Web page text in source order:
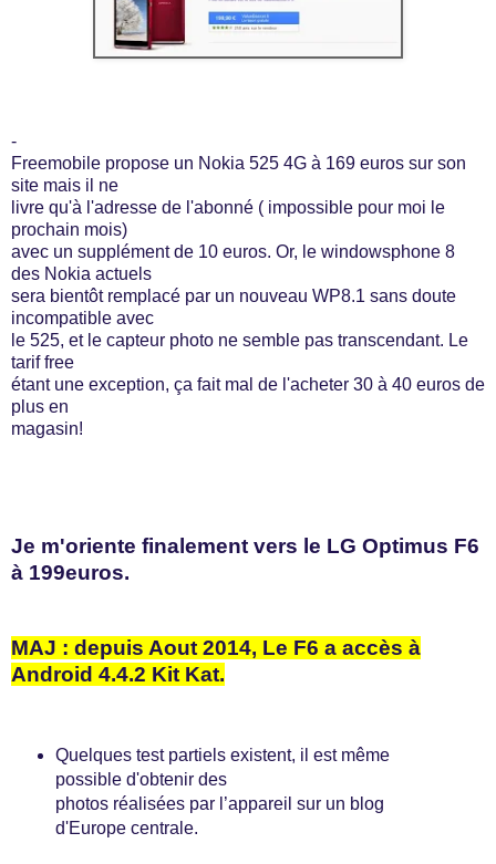
-
Freemobile propose un Nokia 525 4G à 169 euros sur son
site mais il ne
livre qu'à l'adresse de l'abonné ( impossible pour moi le
prochain mois)
avec un supplément de 10 euros. Or, le windowsphone 8
des Nokia actuels
sera bientôt remplacé par un nouveau WP8.1 sans doute
incompatible avec
le 525, et le capteur photo ne semble pas transcendant. Le
tarif free
étant une exception, ça fait mal de l'acheter 30 à 40 euros de
plus en
magasin!
Je m'oriente finalement vers le LG Optimus F6
à 199euros.
MAJ : depuis Aout 2014, Le F6 a accès à
Android 4.4.2 Kit Kat.
Quelques test partiels existent, il est même
possible d'obtenir des
photos réalisées par l’appareil sur un blog
d'Europe centrale.